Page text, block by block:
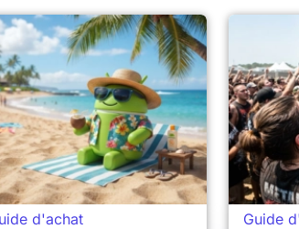
d'achat Guide